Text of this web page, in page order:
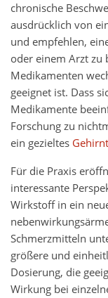
chronische
ausdrücklich von
und empfehlen,
oder einem Arzt zu
Medikamenten
geeignet ist. Dass
Medikamente
Forschung zu
ein gezieltes
Für die Praxis
interessante
Wirkstoff in ein
Schmerzmitteln
größere und
Dosierung, die
Wirkung bei